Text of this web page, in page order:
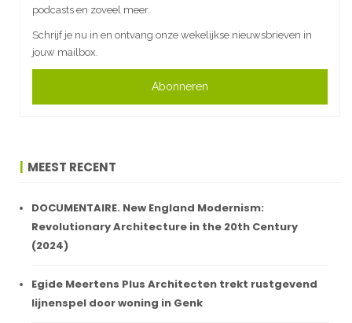
podcasts en zoveel meer.
Schrijf je nu in en ontvang onze wekelijkse nieuwsbrieven in
jouw mailbox.
Abonneren
MEEST RECENT
DOCUMENTAIRE. New England Modernism:
Revolutionary Architecture in the 20th Century
(2024)
Egide Meertens Plus Architecten trekt rustgevend
lijnenspel door woning in Genk